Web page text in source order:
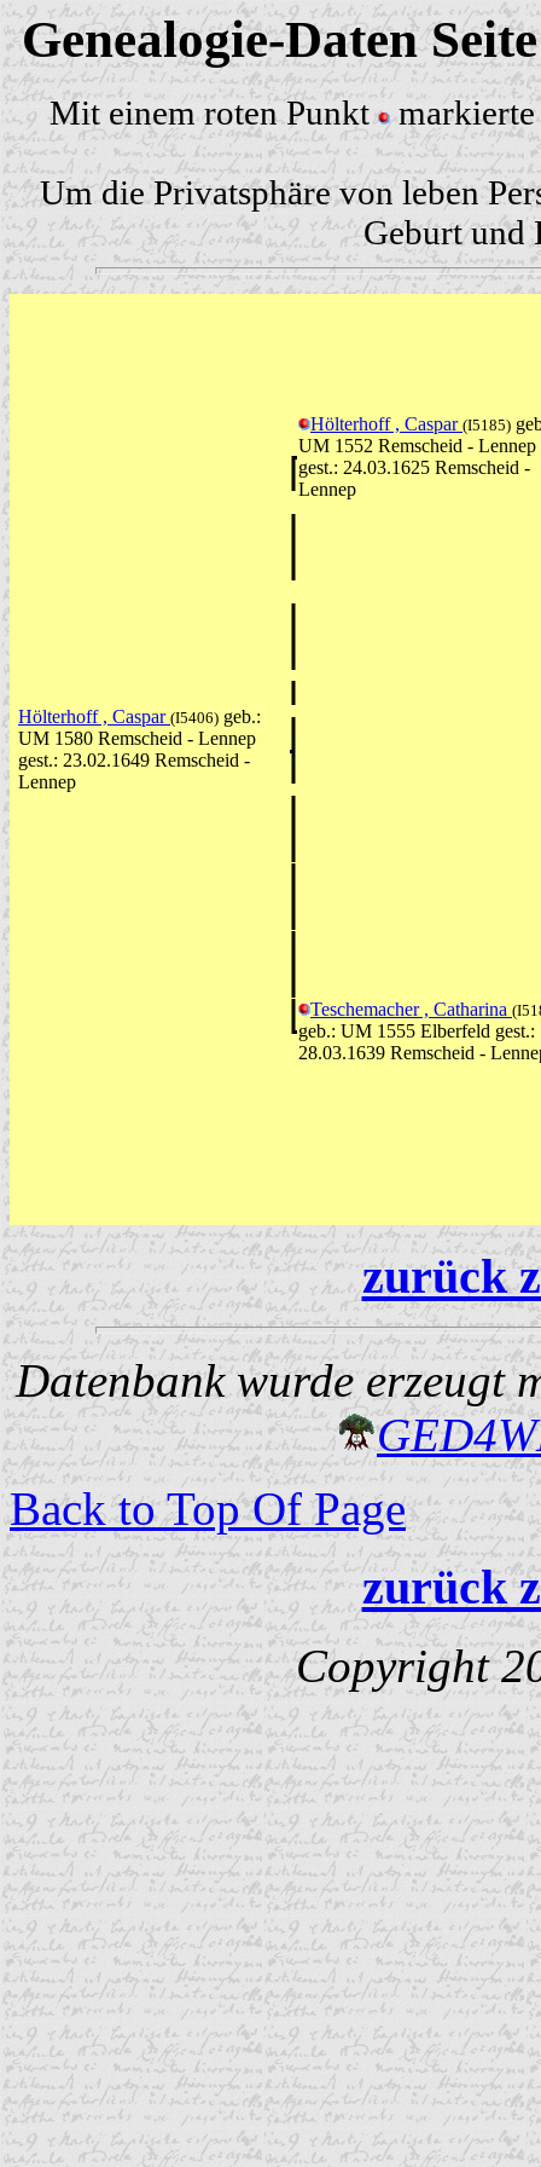
Genealogie-Daten
Mit einem roten Punkt markierte
Um die Privatsphäre von leben
Geburt und
Hölterhoff , Caspar (I5185)
UM 1552 Remscheid - Lennep
gest.: 24.03.1625 Remscheid -
Lennep
Hölterhoff , Caspar (I5406) geb.:
UM 1580 Remscheid - Lennep
gest.: 23.02.1649 Remscheid -
Lennep
Teschemacher , Catharina
geb.: UM 1555 Elberfeld gest.:
28.03.1639 Remscheid -
zurück
Datenbank wurde erzeugt
Back to Top Of Page
zurück
Copyright